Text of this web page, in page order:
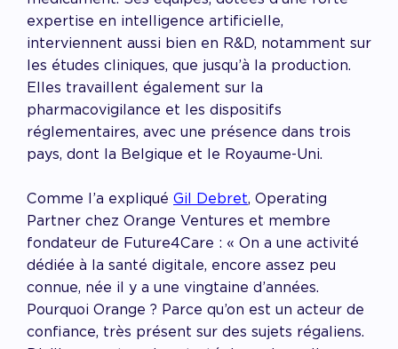
expertise en intelligence artificielle,
interviennent aussi bien en R&D, notamment sur
les études cliniques, que jusqu’à la production.
Elles travaillent également sur la
pharmacovigilance et les dispositifs
réglementaires, avec une présence dans trois
pays, dont la Belgique et le Royaume-Uni.
Comme l’a expliqué Gil Debret, Operating
Partner chez Orange Ventures et membre
fondateur de Future4Care : « On a une activité
dédiée à la santé digitale, encore assez peu
connue, née il y a une vingtaine d’années.
Pourquoi Orange ? Parce qu’on est un acteur de
confiance, très présent sur des sujets régaliens.